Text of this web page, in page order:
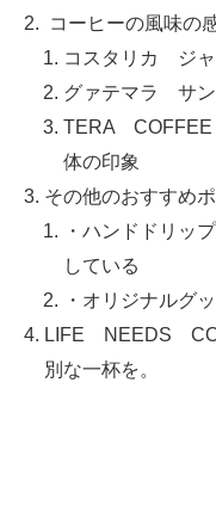
コーヒーの風味の
コスタリカ ジ
グァテマラ サ
TERA COFFEE
体の印象
その他のおすすめ
・ハンドドリッ
している
・オリジナルグ
LIFE NEEDS
別な一杯を。